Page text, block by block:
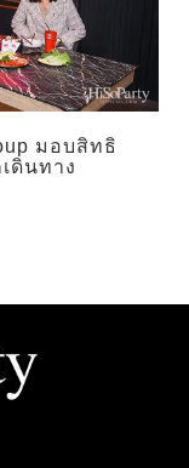
มอบสิทธิ
ดินทาง